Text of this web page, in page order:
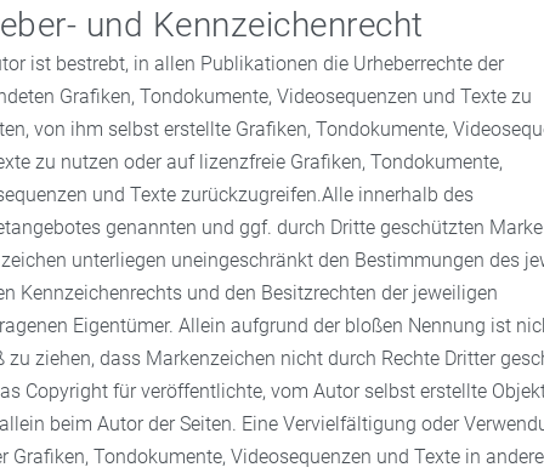
und Kennzeichenrecht
ist bestrebt, in allen Publikationen die Urheberrechte der
Grafiken, Tondokumente, Videosequenzen und Texte zu
von ihm selbst erstellte Grafiken, Tondokumente,
zu nutzen oder auf lizenzfreie Grafiken, Tondokumente,
und Texte zurückzugreifen.Alle innerhalb des
genannten und ggf. durch Dritte geschützten
unterliegen uneingeschränkt den Bestimmungen des
Kennzeichenrechts und den Besitzrechten der jeweiligen
Eigentümer. Allein aufgrund der bloßen Nennung ist
zu ziehen, dass Markenzeichen nicht durch Rechte Dritter
Copyright für veröffentlichte, vom Autor selbst erstellte
beim Autor der Seiten. Eine Vervielfältigung oder
Grafiken, Tondokumente, Videosequenzen und Texte in